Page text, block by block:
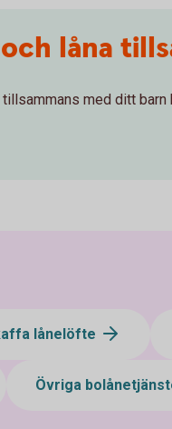
låna
med ditt barn
lånelöfte
Övriga